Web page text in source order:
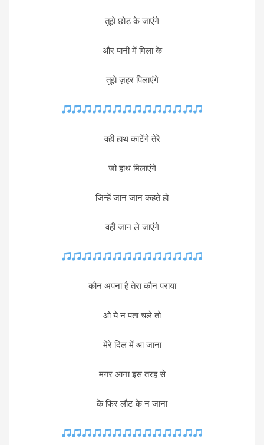
तुझे छोड़ के जाएंगे
और पानी में मिला के
तुझे ज़हर पिलाएंगे
वही हाथ काटेंगे तेरे
जो हाथ मिलाएंगे
जिन्हें जान जान कहते हो
वही जान ले जाएंगे
कौन अपना है तेरा कौन पराया
ओ ये न पता चले तो
मेरे दिल में आ जाना
मगर आना इस तरह से
के फिर लौट के न जाना